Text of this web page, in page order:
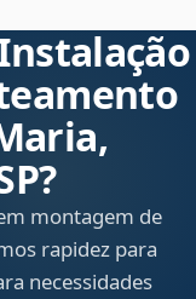
montagem de
rapidez para
necessidades